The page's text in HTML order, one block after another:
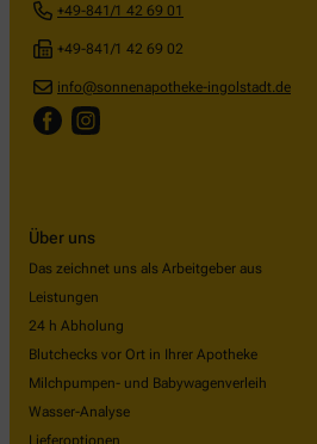
+49-841/1 42 69 01
+49-841/1 42 69 02
info@sonnenapotheke-ingolstadt.de
Über uns
Das zeichnet uns als Arbeitgeber aus
Leistungen
24 h Abholung
Blutchecks vor Ort in Ihrer Apotheke
Milchpumpen- und Babywagenverleih
Wasser-Analyse
Lieferoptionen